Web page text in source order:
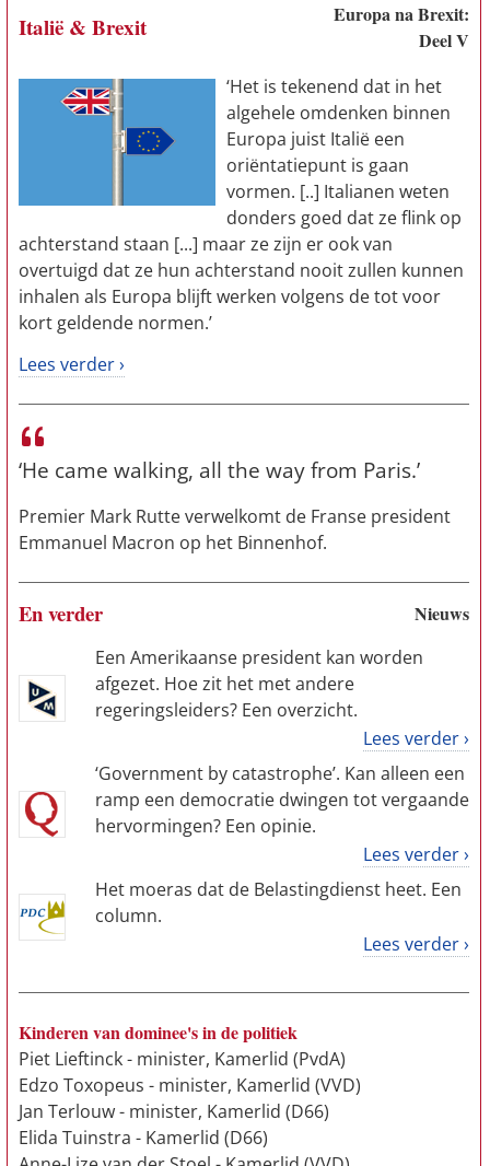
Italië & Brexit
Europa na Brexit:
Deel V
‘Het is tekenend dat in het
algehele omdenken binnen
Europa juist Italië een
oriëntatiepunt is gaan
vormen. [..] Italianen weten
donders goed dat ze flink op
achterstand staan [...] maar ze zijn er ook van
overtuigd dat ze hun achterstand nooit zullen kunnen
inhalen als Europa blijft werken volgens de tot voor
kort geldende normen.’
Lees verder ›
‘He came walking, all the way from Paris.’
Premier Mark Rutte verwelkomt de Franse president
Emmanuel Macron op het Binnenhof.
En verder Nieuws
Een Amerikaanse president kan worden
afgezet. Hoe zit het met andere
regeringsleiders? Een overzicht.
Lees verder ›
‘Government by catastrophe’. Kan alleen een
ramp een democratie dwingen tot vergaande
hervormingen? Een opinie.
Lees verder ›
Het moeras dat de Belastingdienst heet. Een
column.
Lees verder ›
Kinderen van dominee's in de politiek
Piet Lieftinck- minister, Kamerlid (PvdA)
Edzo Toxopeus - minister, Kamerlid (VVD)
Jan Terlouw- minister, Kamerlid (D66)
Elida Tuinstra - Kamerlid (D66)